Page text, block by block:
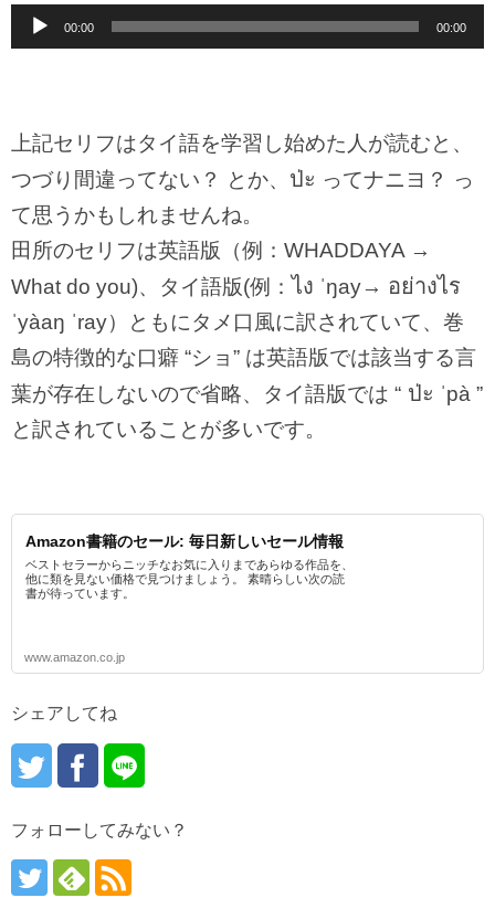
声
00:00 00:00
上記セリフはタイ語を学習し始めた人が読むと、
つづり間違ってない？ とか、 ป่ะ ってナニヨ？ っ
て思うかもしれませんね。
田所のセリフは英語版（例：WHADDAYA →
What do you)、タイ語版(例： ไง ˈŋay→ อย่างไร
ˈyàaŋ ˈray）ともにタメ口風に訳されていて、巻
島の特徴的な口癖 “ショ” は英語版では該当する言
葉が存在しないので省略、タイ語版では “ ป่ะ ˈpà ”
と訳されていることが多いです。
Amazon書籍のセール: 毎日新しいセール情報
ベストセラーからニッチなお気に入りまであらゆる作品を、
他に類を見ない価格で見つけましょう。 素晴らしい次の読
書が待っています。
www.amazon.co.jp
シェアしてね
フォローしてみない？